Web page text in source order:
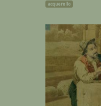
acquerello